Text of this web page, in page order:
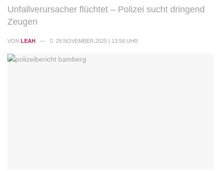
Unfallverursacher flüchtet – Polizei sucht dringend
Zeugen
VON LEAH 29.NOVEMBER.2025 | 13:58 UHR